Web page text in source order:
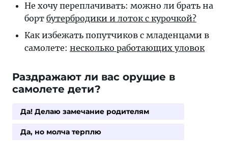
Не хочу пере­пла­чи­вать: мож­но ли брать на
борт бу­тер­бро­ди­ки и ло­ток с курочкой?
Как избежать попутчиков с младенцами в
самолете: несколько работающих уловок
Раздражают ли вас орущие в
самолете дети?
Да! Делаю замечание родителям
Да, но молча терплю